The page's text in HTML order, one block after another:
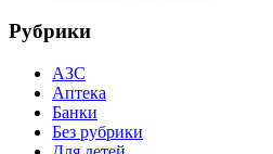
Рубрики
АЗС
Аптека
Банки
Без рубрики